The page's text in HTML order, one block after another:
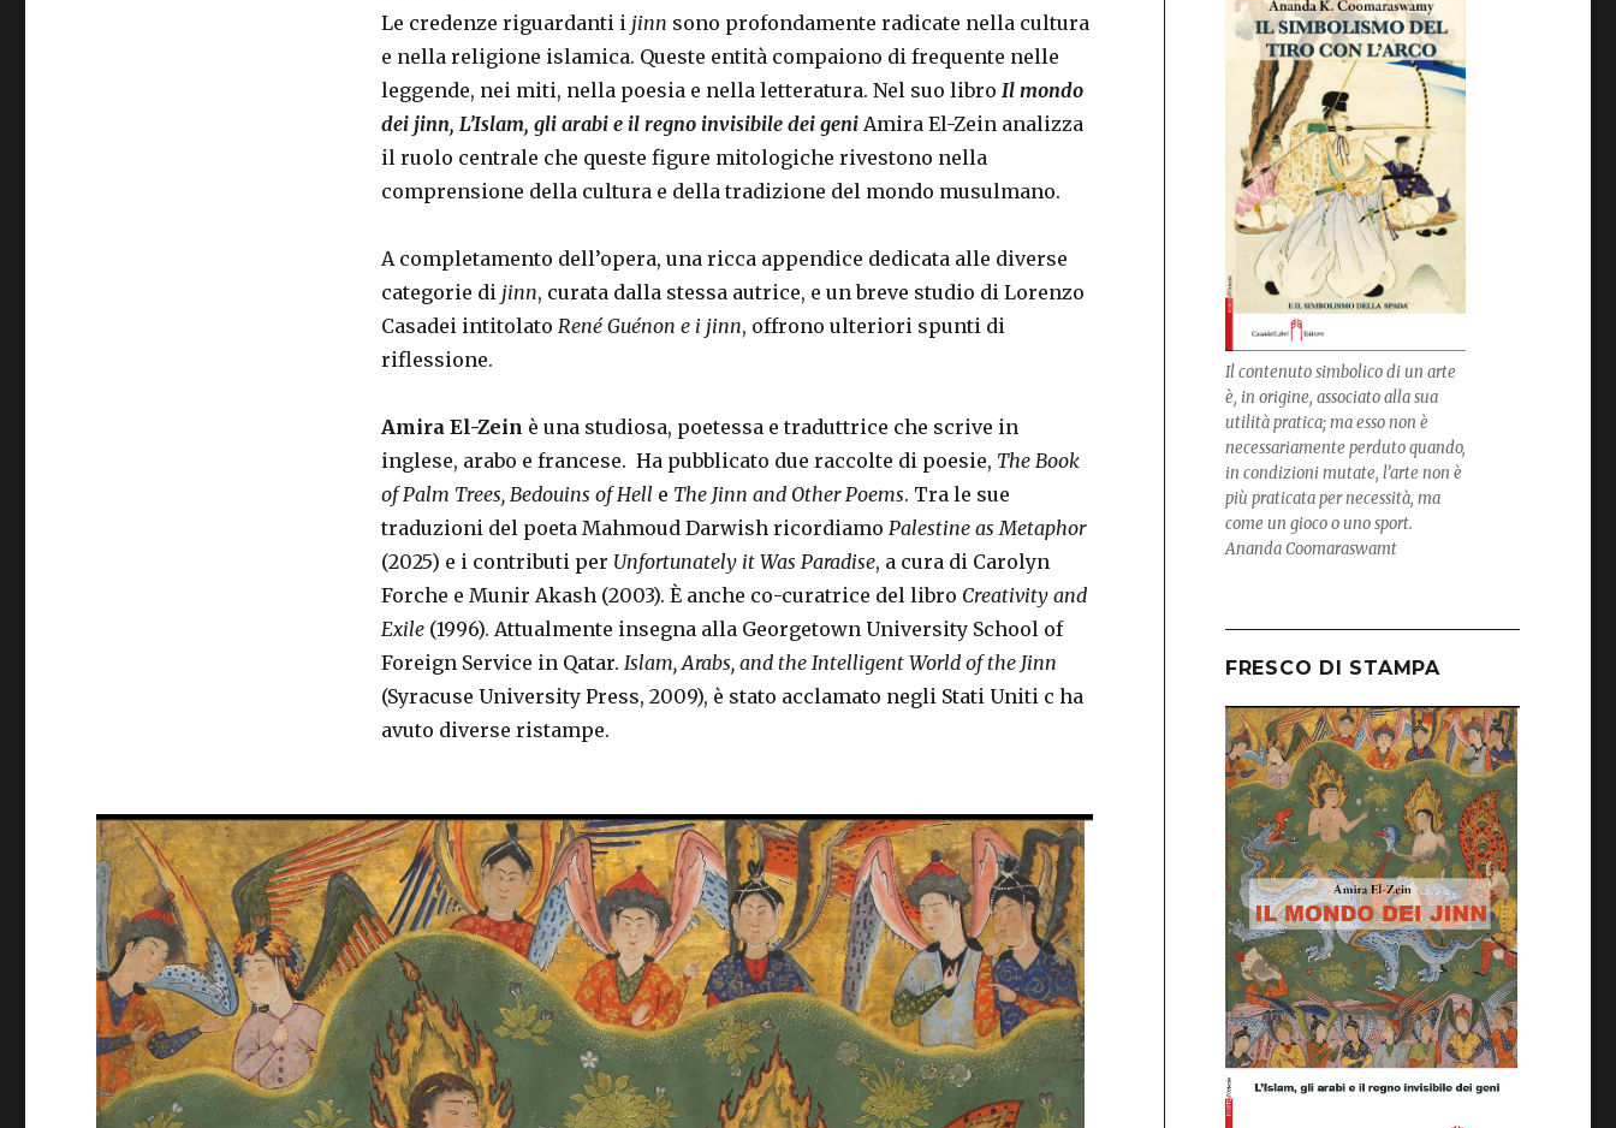
Le credenze riguardanti i jinn sono profondamente radicate nella cultura
e nella religione islamica. Queste entità compaiono di frequente nelle
leggende, nei miti, nella poesia e nella letteratura. Nel suo libro Il mondo
dei jinn, L’Islam, gli arabi e il regno invisibile dei geniAmira El-Zein analizza
il ruolo centrale che queste figure mitologiche rivestono nella
comprensione della cultura e della tradizione del mondo musulmano.
A completamento dell’opera, una ricca appendice dedicata alle diverse
categorie di jinn, curata dalla stessa autrice, e un breve studio di Lorenzo
Casadei intitolato René Guénon e i jinn, offrono ulteriori spunti di
riflessione.
Amira El-Zein è una studiosa, poetessa e traduttrice che scrive in
inglese, arabo e francese. Ha pubblicato due raccolte di poesie, The Book
of Palm Trees, Bedouins of Hell e The Jinn and Other Poems. Tra le sue
traduzioni del poeta Mahmoud Darwish ricordiamo Palestine as Metaphor
(2025) e i contributi per Unfortunately it Was Paradise, a cura di Carolyn
Forche e Munir Akash (2003). È anche co-curatrice del libro Creativity and
Exile (1996). Attualmente insegna alla Georgetown University School of
Foreign Service in Qatar. Islam, Arabs, and the Intelligent World of the Jinn
(Syracuse University Press, 2009), è stato acclamato negli Stati Uniti c ha
avuto diverse ristampe.
Il contenuto simbolico di un arte
è, in origine, associato alla sua
utilità pratica; ma esso non è
necessariamente perduto quando,
in condizioni mutate, l’arte non è
più praticata per necessità, ma
come un gioco o uno sport.
Ananda Coomaraswamt
FRESCO DI STAMPA